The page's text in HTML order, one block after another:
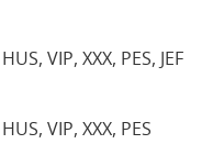
VIP, XXX, PES, JEF
VIP, XXX, PES